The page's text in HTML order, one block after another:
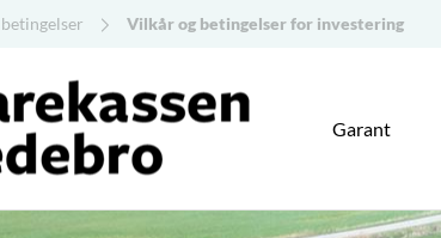
Vilkår og betingelser for investering
Garant